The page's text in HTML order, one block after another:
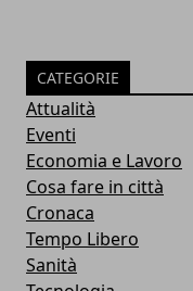
CATEGORIE
Attualità
Eventi
Economia e Lavoro
Cosa fare in città
Cronaca
Tempo Libero
Sanità